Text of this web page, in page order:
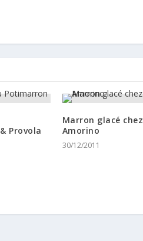
Provola
Marron glacé chez
Amorino
30/12/2011